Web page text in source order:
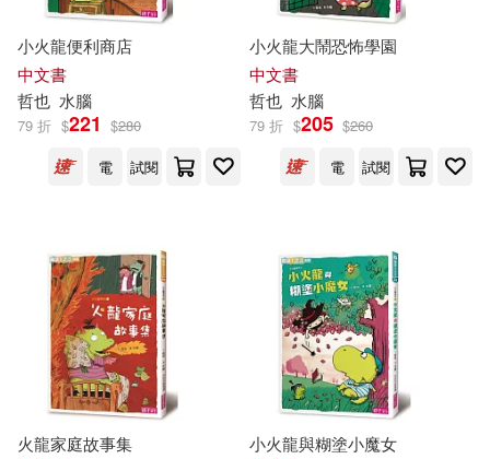
Clio Yung(2) [日]宮本哲也(2)
サテライト(2)
ロマン．トマ(2) 佐藤昌基(2)
哲也、戎林、劉勇、劉戎(2)
堀 哲也(2) 夏爾‧瓦格納(2)
大平哲也(2) 寺田學(2)
財經錢線文化有限公司(3)
麥田(3) PHP研究所(2)
三采(2) 中信出版社(2)
二十張出版(2)
人民郵電出版社(2)
八旗文化(2)
價格
範圍
小火龍便利商店
中文書
哲也 水腦
79 折 $221 $280
電
試閱
小火龍大鬧恐怖學園
中文書
哲也 水腦
79 折 $205 $260
電
試閱
火龍家庭故事集
小火龍與糊塗小魔女